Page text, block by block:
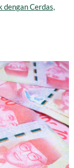
dengan Cerdas,